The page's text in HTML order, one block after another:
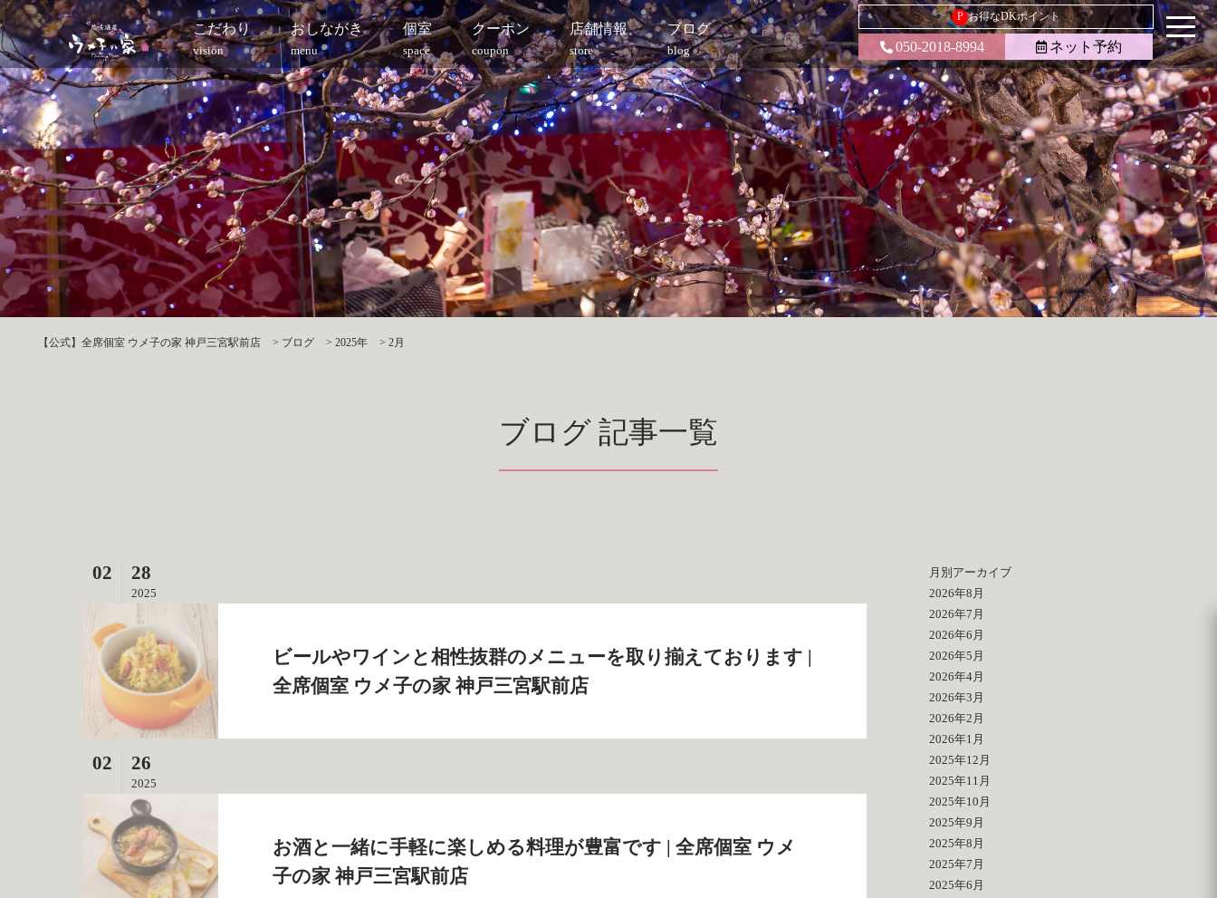
こだわり
vision
おしながき
menu
個室
space
クーポン
coupon
店舗情報
store
ブログ
blog
P お得なDKポイント
050-2018-8994 ネット予約
【公式】全席個室 ウメ子の家 神戸三宮駅前店 > ブログ > 2025年 > 2月
ブログ 記事一覧
02 28
2025
ビールやワインと相性抜群のメニューを取り揃えております |
全席個室 ウメ子の家 神戸三宮駅前店
02 26
2025
お酒と一緒に手軽に楽しめる料理が豊富です | 全席個室 ウメ
子の家 神戸三宮駅前店
月別アーカイブ
2026年8月
2026年7月
2026年6月
2026年5月
2026年4月
2026年3月
2026年2月
2026年1月
2025年12月
2025年11月
2025年10月
2025年9月
2025年8月
2025年7月
2025年6月